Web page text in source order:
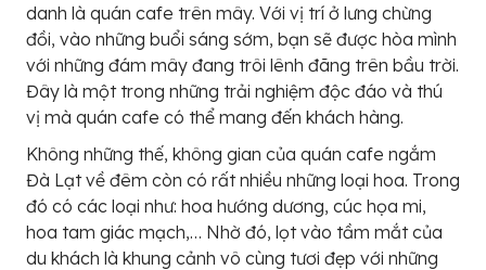
danh là quán cafe trên mây. Với vị trí ở lưng chừng
đồi, vào những buổi sáng sớm, bạn sẽ được hòa mình
với những đám mây đang trôi lênh đãng trên bầu trời.
Đây là một trong những trải nghiệm độc đáo và thú
vị mà quán cafe có thể mang đến khách hàng.
Không những thế, không gian của quán cafe ngắm
Đà Lạt về đêm còn có rất nhiều những loại hoa. Trong
đó có các loại như: hoa hướng dương, cúc họa mi,
hoa tam giác mạch,… Nhờ đó, lọt vào tầm mắt của
du khách là khung cảnh vô cùng tươi đẹp với những